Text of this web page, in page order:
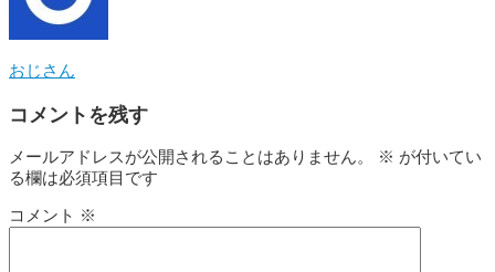
おじさん
コメントを残す
メールアドレスが公開されることはありません。 ※ が付いてい
る欄は必須項目です
コメント ※